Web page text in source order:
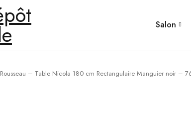
Salon
Rousseau – Table Nicola 180 cm Rectangulaire Manguier noir –